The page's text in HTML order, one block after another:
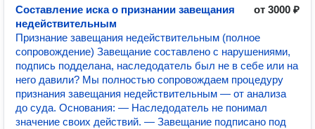
Составление иска о признании завещания
недействительным
от 3000 ₽
Признание завещания недействительным (полное
сопровождение) Завещание составлено с нарушениями,
подпись подделана, наследодатель был не в себе или на
него давили? Мы полностью сопровождаем процедуру
признания завещания недействительным — от анализа
до суда. Основания: — Наследодатель не понимал
значение своих действий. — Завещание подписано под